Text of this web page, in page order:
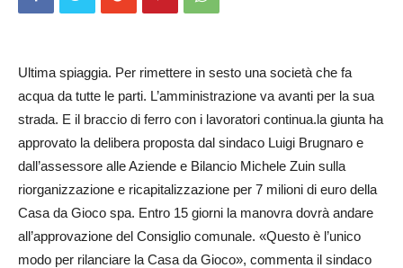
Ultima spiaggia. Per rimettere in sesto una società che fa
acqua da tutte le parti. L’am­ministrazione va avanti per la sua
strada. E il braccio di ferro con i lavoratori continua.la giunta ha
approvato la delibera proposta dal sindaco Luigi Brugnaro e
dall’assessore alle Aziende e Bilancio Michele Zuin sulla
riorganizzazione e ricapitalizzazione per 7 milioni di euro della
Casa da Gioco spa. Entro 15 giorni la manovra dovrà andare
all’approvazione del Cons­iglio comunale. «Que­sto è l’unico
modo per rilanciare la Casa da Gioco», commenta il sindaco